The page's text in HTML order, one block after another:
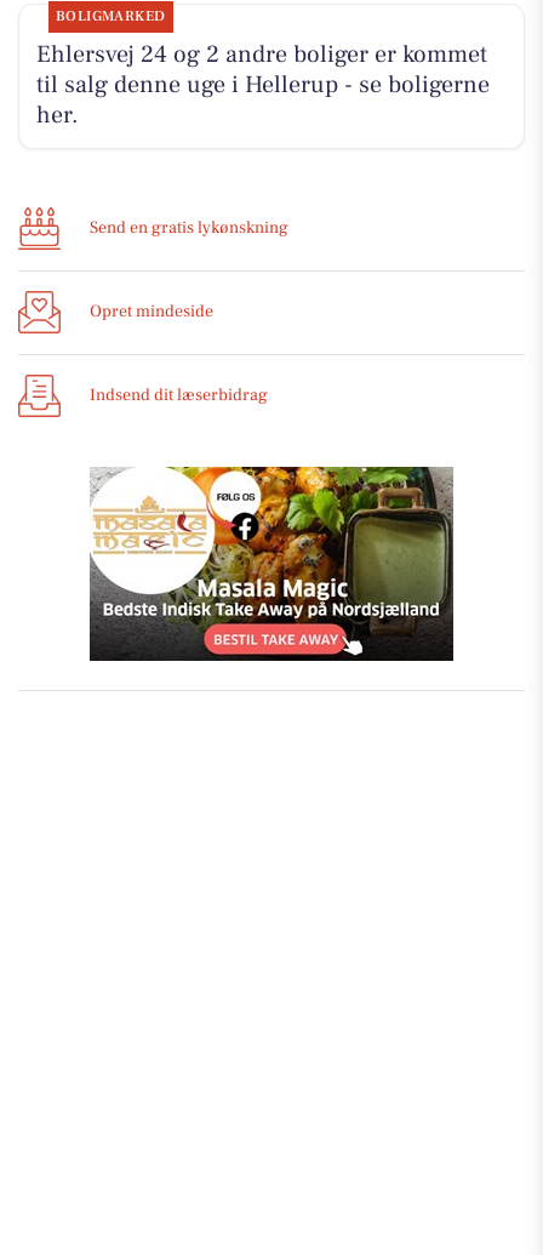
BOLIGMARKED
Ehlersvej 24 og 2 andre boliger er kommet
til salg denne uge i Hellerup - se boligerne
her.
Send en gratis lykønskning
Opret mindeside
Indsend dit læserbidrag